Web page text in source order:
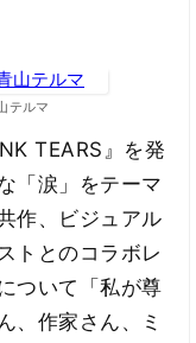
テルマ
TEARS』を発
「涙」をテーマ
作、ビジュアル
トとのコラボレ
ついて「私が尊
、作家さん、ミ